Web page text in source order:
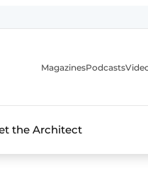
MagazinesPodcasts
the Architect